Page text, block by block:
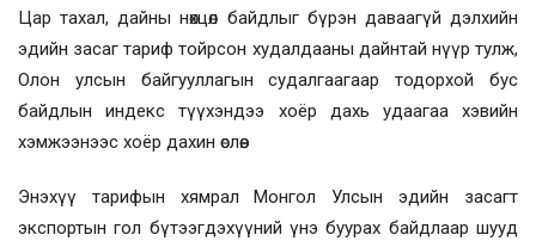
Цар тахал, дайны нөхцөл байдлыг бүрэн даваагүй дэлхийн
эдийн засаг тариф тойрсон худалдааны дайнтай нүүр тулж,
Олон улсын байгууллагын судалгаагаар тодорхой бус
байдлын индекс түүхэндээ хоёр дахь удаагаа хэвийн
хэмжээнээс хоёр дахин өслөө.
Энэхүү тарифын хямрал Монгол Улсын эдийн засагт
экспортын гол бүтээгдэхүүний үнэ буурах байдлаар шууд